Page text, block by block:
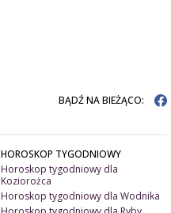
BĄDŹ NA BIEŻĄCO:
HOROSKOP TYGODNIOWY
Horoskop tygodniowy dla
Koziorożca
Horoskop tygodniowy dla Wodnika